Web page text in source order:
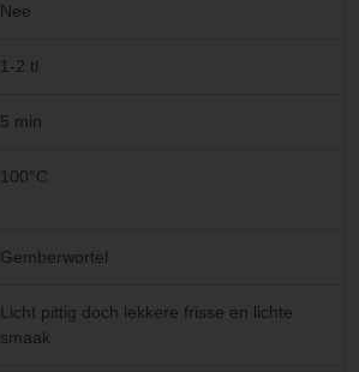
Nee
1-2 tl
5 min
100°C
Gemberwortel
Licht pittig doch lekkere frisse en lichte
smaak